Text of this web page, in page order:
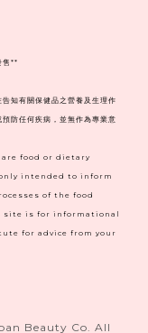
售**
知有關保健品之營養及生理作
防任何疾病，並無作為專業意
food or dietary
intended to inform
of the food
site is for informational
for advice from your
Beauty Co. All